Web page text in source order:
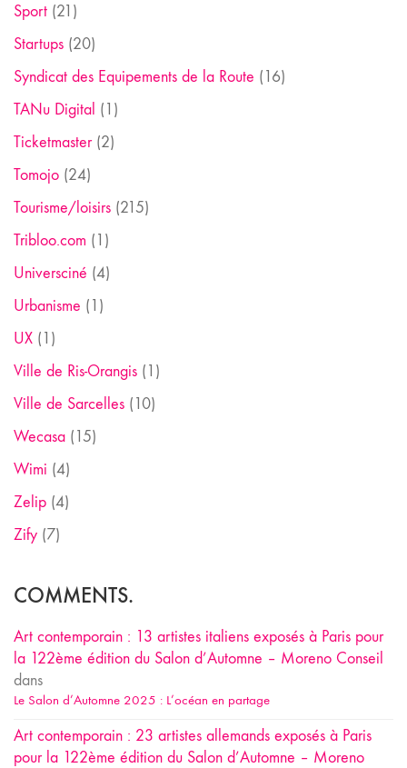
Sport (21)
Startups (20)
Syndicat des Equipements de la Route (16)
TANu Digital (1)
Ticketmaster(2)
Tomojo (24)
Tourisme/loisirs (215)
Tribloo.com (1)
Universciné (4)
Urbanisme (1)
UX (1)
Ville de Ris-Orangis (1)
Ville de Sarcelles (10)
Wecasa (15)
Wimi (4)
Zelip (4)
Zify (7)
COMMENTS.
Art contemporain : 13 artistes italiens exposés à Paris pour
la 122ème édition du Salon d’Automne – Moreno Conseil
dans
Le Salon d’Automne 2025 : L’océan en partage
Art contemporain : 23 artistes allemands exposés à Paris
pour la 122ème édition du Salon d’Automne – Moreno